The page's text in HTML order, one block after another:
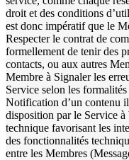
droit et des conditions
est donc impératif que le
Respecter le contrat de
formellement de tenir des
contacts, ou aux autres
Membre à Signaler les
Service selon les
Notification d’un contenu
disposition par le Service
technique favorisant les
des fonctionnalités
entre les Membres